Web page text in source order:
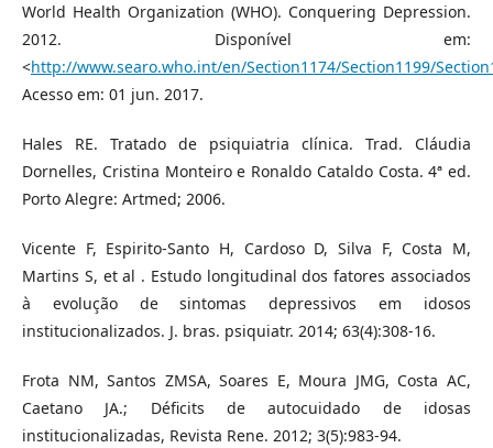
World Health Organization (WHO). Conquering Depression.
2012. Disponível em:
<http://www.searo.who.int/en/Section1174/Section1199/
Acesso em: 01 jun. 2017.
Hales RE. Tratado de psiquiatria clínica. Trad. Cláudia
Dornelles, Cristina Monteiro e Ronaldo Cataldo Costa. 4ª ed.
Porto Alegre: Artmed; 2006.
Vicente F, Espirito-Santo H, Cardoso D, Silva F, Costa M,
Martins S, et al . Estudo longitudinal dos fatores associados
à evolução de sintomas depressivos em idosos
institucionalizados. J. bras. psiquiatr. 2014; 63(4):308-16.
Frota NM, Santos ZMSA, Soares E, Moura JMG, Costa AC,
Caetano JA.; Déficits de autocuidado de idosas
institucionalizadas, Revista Rene. 2012; 3(5):983-94.